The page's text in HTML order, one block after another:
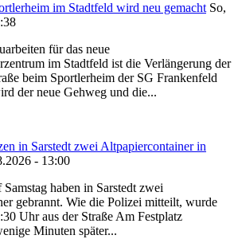
im Stadtfeld wird neu gemacht So,
für das neue
im Stadtfeld ist die Verlängerung der
beim Sportlerheim der SG Frankenfeld
der neue Gehweg und die...
in Sarstedt zwei Altpapiercontainer in
- 13:00
haben in Sarstedt zwei
gebrannt. Wie die Polizei mitteilt, wurde
Uhr aus der Straße Am Festplatz
Minuten später...